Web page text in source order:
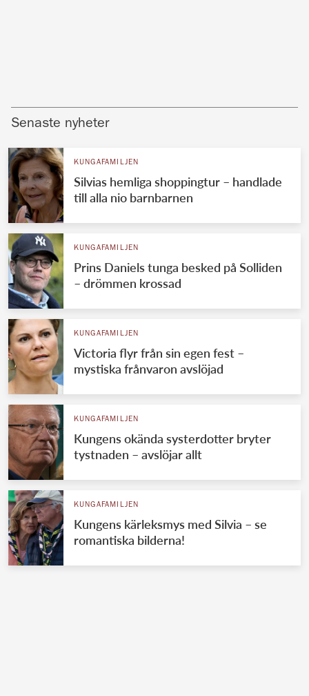
Senaste nyheter
KUNGAFAMILJEN
Silvias hemliga shoppingtur – handlade
till alla nio barnbarnen
KUNGAFAMILJEN
Prins Daniels tunga besked på Solliden
– drömmen krossad
KUNGAFAMILJEN
Victoria flyr från sin egen fest –
mystiska frånvaron avslöjad
KUNGAFAMILJEN
Kungens okända systerdotter bryter
tystnaden – avslöjar allt
KUNGAFAMILJEN
Kungens kärleksmys med Silvia – se
romantiska bilderna!